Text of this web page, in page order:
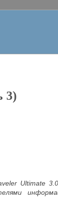
3)
Ultimate